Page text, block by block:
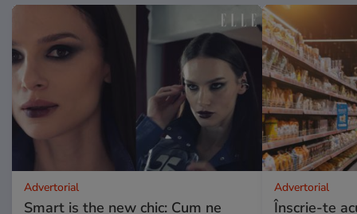
Advertorial
Smart is the new chic: Cum ne
Advertorial
Înscrie-te